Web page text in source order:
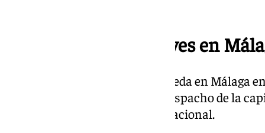
Otro permio este jueves en
No es el único premio que se queda en Málaga
también se ha vendido en un despacho de la
segundo premio de la Lotería Nacional.